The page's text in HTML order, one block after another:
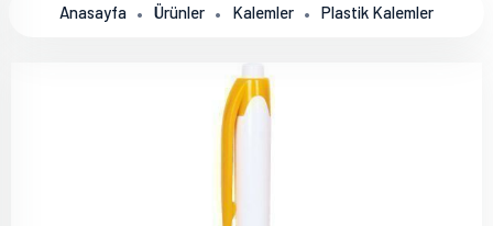
Anasayfa Ürünler Kalemler Plastik Kalemler